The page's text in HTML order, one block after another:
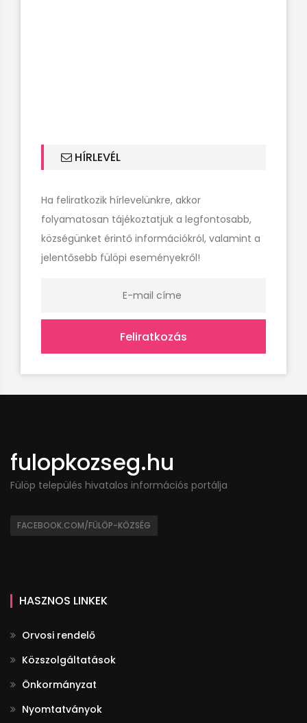
HÍRLEVÉL
Ha feliratkozik hírlevelünkre, akkor
folyamatosan tájékoztatjuk a legfontosabb,
községünket érintő információkról, valamint a
jelentősebb fülöpi eseményekről!
Feliratkozás
fulopkozseg.hu
Fülöp település hivatalos információs portálja
FACEBOOK.COM/FÜLÖP-KÖZSÉG
HASZNOS LINKEK
Orvosi rendelő
Közszolgáltatások
Önkormányzat
Nyomtatványok